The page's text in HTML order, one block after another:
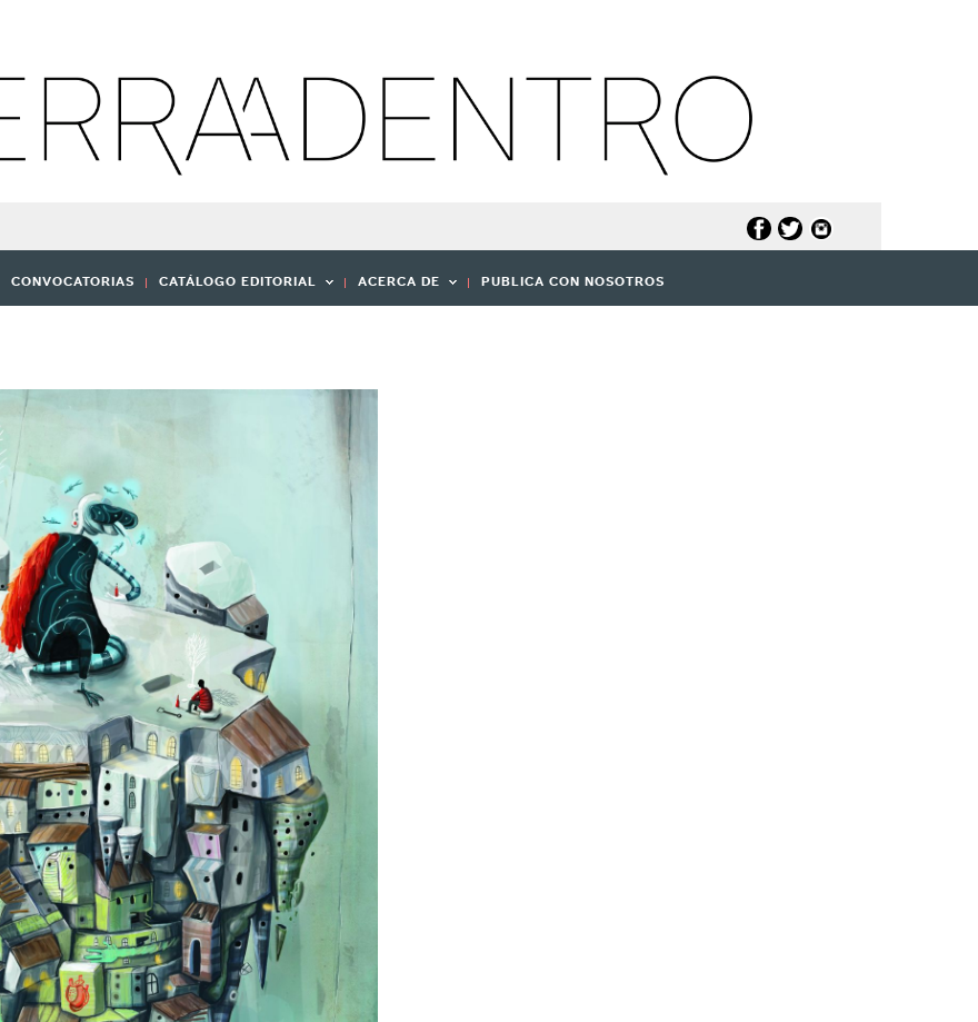
CONVOCATORIAS CATÁLOGO EDITORIAL ACERCA DE PUBLICA CON NOSOTROS